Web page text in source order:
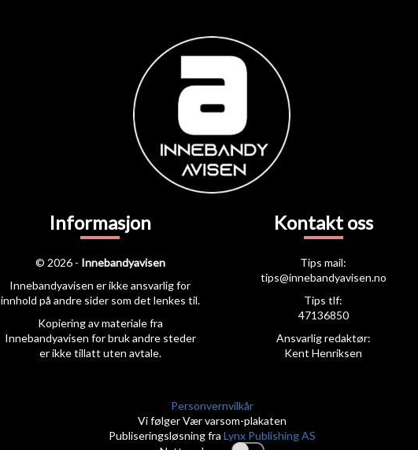
Informasjon
© 2026 - Innebandyavisen
Innebandyavisen er ikke ansvarlig for
innhold på andre sider som det lenkes til.
Kopiering av materiale fra
Innebandyavisen for bruk andre steder
er ikke tillatt uten avtale.
Kontakt oss
Tips mail:
tips@innebandyavisen.no
Tips tlf:
47136850
Ansvarlig redaktør:
Kent Henriksen
Personvernvilkår
Vi følger Vær varsom-plakaten
Publiseringsløsning fra Lynx Publishing AS